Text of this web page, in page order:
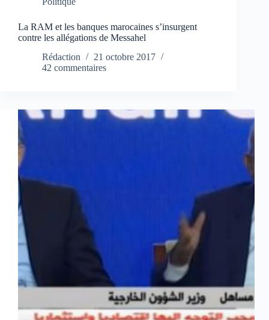
La RAM et les banques marocaines s’insurgent
contre les allégations de Messahel
Rédaction
21 octobre 2017
42 commentaires